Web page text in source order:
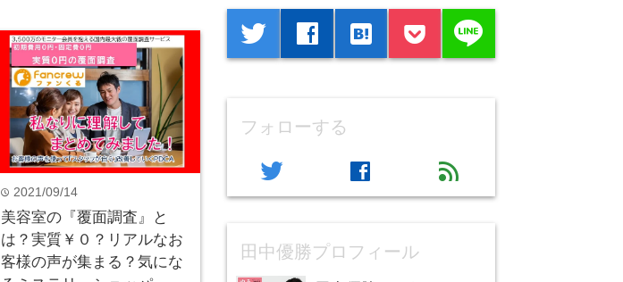
time 2021/09/14
美容室の『覆面調査』と
は？実質￥０？リアルなお
客様の声が集まる？気にな
twitter facebook hatenabookmark line
フォローする
twitter facebook feed
田中優勝プロフィール